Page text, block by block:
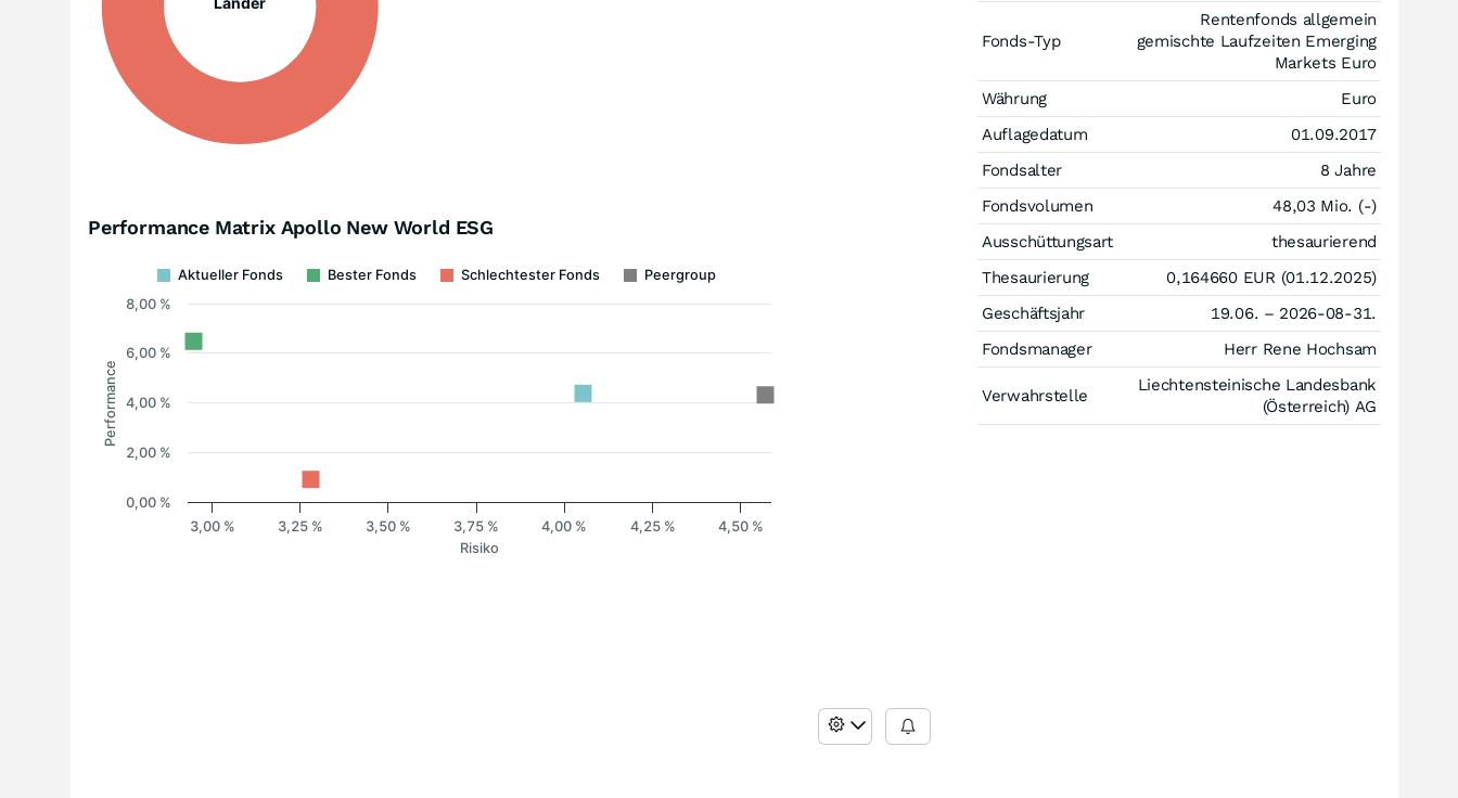
Performance Matrix Apollo New World ESG
Risiko
Performance
Aktueller Fonds Bester Fonds Schlechtester Fonds Peergroup
3,00 % 3,25 % 3,50 % 3,75 % 4,00 % 4,25 % 4,50 %
0,00 %
2,00 %
4,00 %
6,00 %
8,00 %
Fonds-Typ
Rentenfonds allgemein
gemischte Laufzeiten Emerging
Markets Euro
Währung
Euro
Auflagedatum
01.09.2017
Fondsalter
8 Jahre
Fondsvolumen
48,03 Mio. (-)
Ausschüttungsart
thesaurierend
Thesaurierung
0,164660 EUR (01.12.2025)
Geschäftsjahr
19.06. – 2026-08-31.
Fondsmanager
Herr Rene Hochsam
Verwahrstelle
Liechtensteinische Landesbank
(Österreich) AG